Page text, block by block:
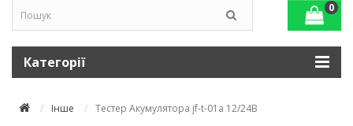
0
Категорії
Інше Тестер Акумулятора jf-t-01a 12/24В